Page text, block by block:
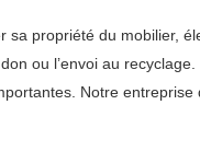
propriété du
ou l’envoi au
Notre